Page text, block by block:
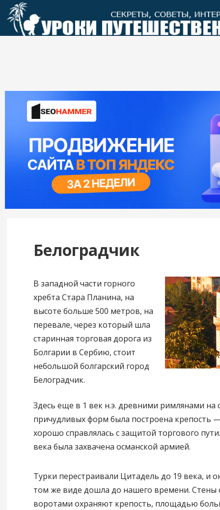
Перейти
контенту
Белоградчик
В западной части горного
хребта Стара Планина, на
высоте больше 500 метров, на
перевале, через который шла
старинная торговая дорога из
Болгарии в Сербию, стоит
небольшой болгарский город
Белоградчик.
Здесь еще в 1 век н.э. древними римлянами на
причудливых форм была построена крепость
хорошо справлялась с защитой торгового
века была захвачена османской армией.
Турки перестраивали Цитадель до 19 века, и
том же виде дошла до нашего времени. Стены
воротами охраняют крепость, площадью